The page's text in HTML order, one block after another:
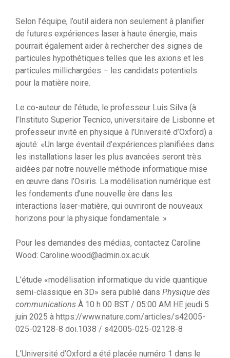
Selon l’équipe, l’outil aidera non seulement à planifier
de futures expériences laser à haute énergie, mais
pourrait également aider à rechercher des signes de
particules hypothétiques telles que les axions et les
particules millichargées – les candidats potentiels
pour la matière noire.
Le co-auteur de l’étude, le professeur Luis Silva (à
l’Instituto Superior Tecnico, universitaire de Lisbonne et
professeur invité en physique à l’Université d’Oxford) a
ajouté: «Un large éventail d’expériences planifiées dans
les installations laser les plus avancées seront très
aidées par notre nouvelle méthode informatique mise
en œuvre dans l’Osiris. La modélisation numérique est
les fondements d’une nouvelle ère dans les
interactions laser-matière, qui ouvriront de nouveaux
horizons pour la physique fondamentale. »
Pour les demandes des médias, contactez Caroline
Wood: Caroline.wood@admin.ox.ac.uk
L’étude «modélisation informatique du vide quantique
semi-classique en 3D» sera publié dans Physique des
communications À 10 h 00 BST / 05:00 AM HE jeudi 5
juin 2025 à https://www.nature.com/articles/s42005-
025-02128-8 doi.1038 / s42005-025-02128-8
L’Université d’Oxford a été placée numéro 1 dans le